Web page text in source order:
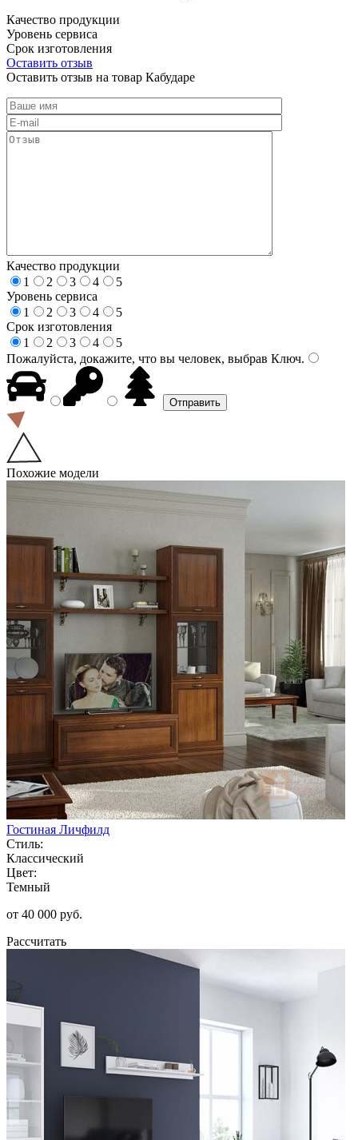
Качество продукции
Уровень сервиса
Срок изготовления
Оставить отзыв
Оставить отзыв на товар Кабударе
Качество продукции
1
2 3 4
5
Уровень сервиса
1
2 3 4
5
Срок изготовления
1
2 3 4
5
Пожалуйста, докажите, что вы человек, выбрав Ключ.
Похожие модели
Гостиная Личфилд
Стиль:
Классический
Цвет:
Темный
от 40 000 руб.
Рассчитать